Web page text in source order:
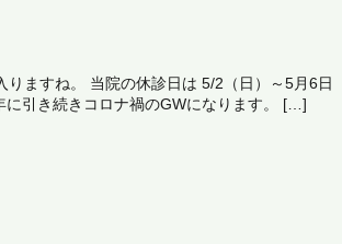
りますね。 当院の休診日は 5/2（日）～5月6
引き続きコロナ禍のGWになります。 […]